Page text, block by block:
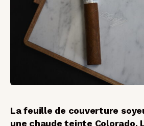
La feuille de couverture
une chaude teinte Colorado.